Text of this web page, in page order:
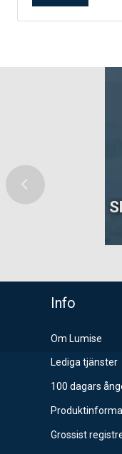
Info
Om Lumise
Lediga tjänster
100 dagars
Grossist